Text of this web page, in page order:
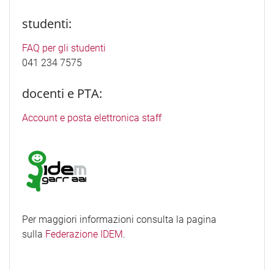
studenti:
FAQ per gli studenti
041 234 7575
docenti e PTA:
Account e posta elettronica staff
Per maggiori informazioni consulta la pagina
sulla Federazione IDEM.